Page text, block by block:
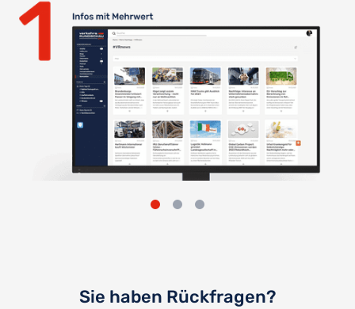
Sie haben Rückfragen?